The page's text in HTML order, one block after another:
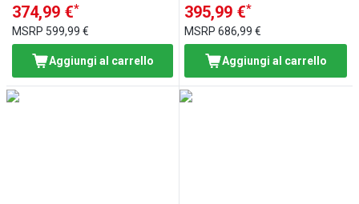
374,99 €*
MSRP 599,99 €
Aggiungi al carrello
395,99 €*
MSRP686,99 €
Aggiungi al carrello